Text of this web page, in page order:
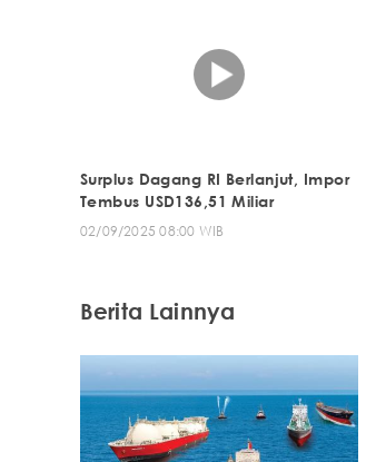
Surplus Dagang RI Berlanjut, Impor
Tembus USD136,51 Miliar
02/09/2025 08:00 WIB
Berita Lainnya